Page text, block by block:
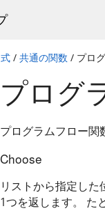
式 / 共通の関数 / プロ
プログ
プログラムフロー関
Choose
リストから指定し
1つを返します。 た